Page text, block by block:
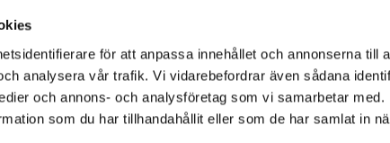
för att anpassa innehållet och annonserna till
analysera vår trafik. Vi vidarebefordrar även sådana
och annons- och analysföretag som vi samarbetar
som du har tillhandahållit eller som de har samlat in
hade ut från fabrik.